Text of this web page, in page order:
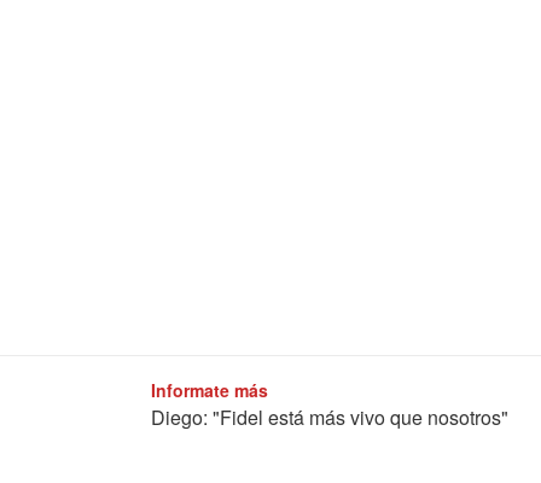
Informate más
Diego: "Fidel está más vivo que nosotros"